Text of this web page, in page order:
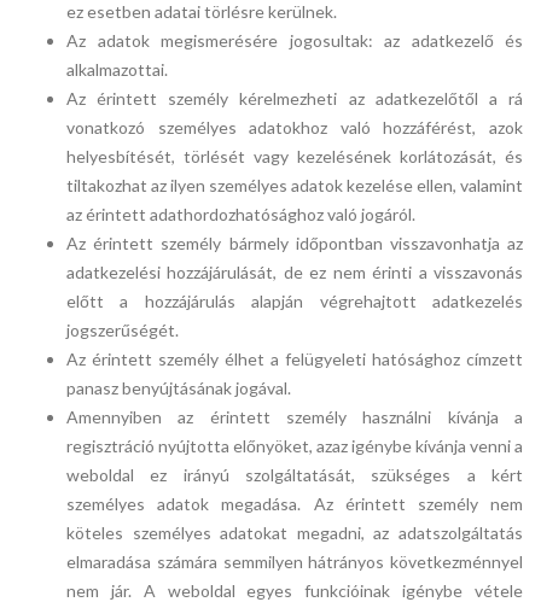
ez esetben adatai törlésre kerülnek.
Az adatok megismerésére jogosultak: az adatkezelő és
alkalmazottai.
Az érintett személy kérelmezheti az adatkezelőtől a rá
vonatkozó személyes adatokhoz való hozzáférést, azok
helyesbítését, törlését vagy kezelésének korlátozását, és
tiltakozhat az ilyen személyes adatok kezelése ellen, valamint
az érintett adathordozhatósághoz való jogáról.
Az érintett személy bármely időpontban visszavonhatja az
adatkezelési hozzájárulását, de ez nem érinti a visszavonás
előtt a hozzájárulás alapján végrehajtott adatkezelés
jogszerűségét.
Az érintett személy élhet a felügyeleti hatósághoz címzett
panasz benyújtásának jogával.
Amennyiben az érintett személy használni kívánja a
regisztráció nyújtotta előnyöket, azaz igénybe kívánja venni a
weboldal ez irányú szolgáltatását, szükséges a kért
személyes adatok megadása. Az érintett személy nem
köteles személyes adatokat megadni, az adatszolgáltatás
elmaradása számára semmilyen hátrányos következménnyel
nem jár. A weboldal egyes funkcióinak igénybe vétele